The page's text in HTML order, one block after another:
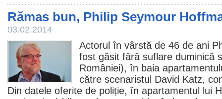
Rămas bun, Philip Seymour
03.02.2014
Actorul în vârstă de 46 de ani
fost găsit fără suflare duminică
României), în baia
către scenaristul David Katz,
Din datele oferite de poliție, în apartamentul lui